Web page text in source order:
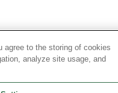
agree to the storing of cookies
analyze site usage, and